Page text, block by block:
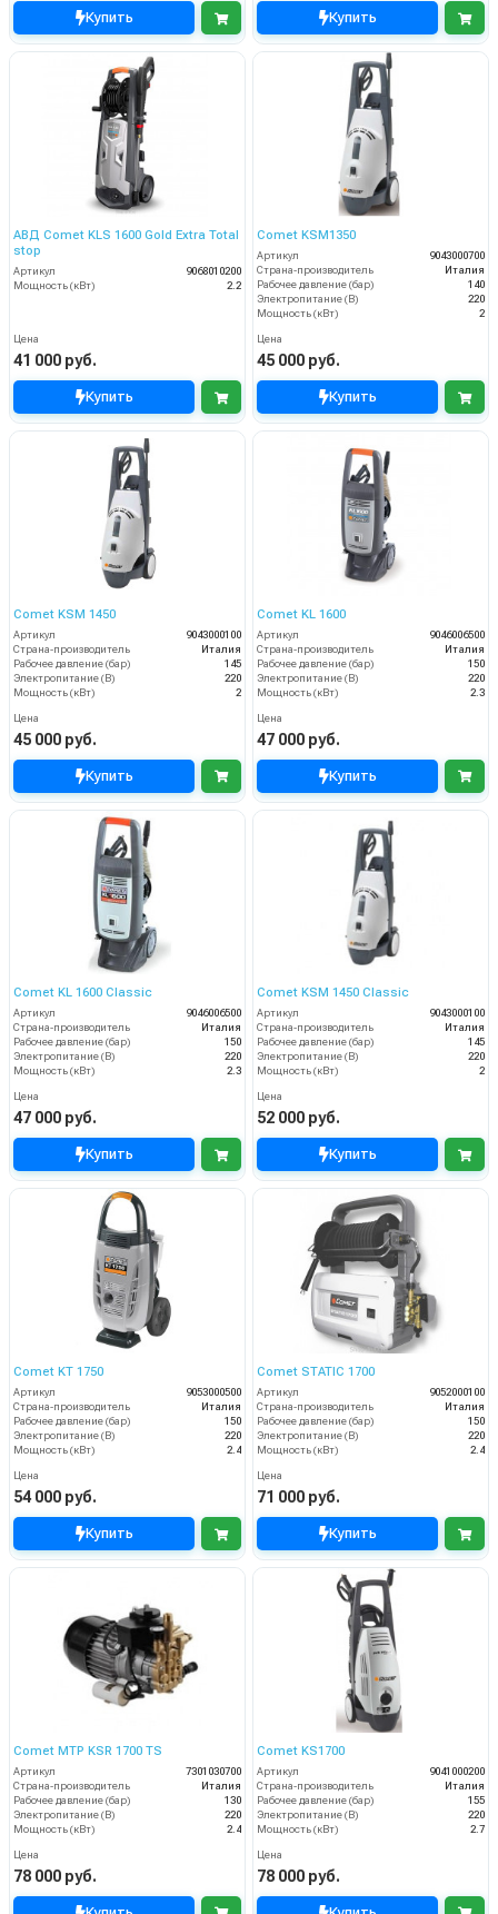
Купить Купить
АВД Comet KLS 1600 Gold Extra Total
stop
Артикул
9068010200
Мощность (кВт)
2.2
Цена
41 000 руб.
Купить
Comet KSM1350
Артикул
9043000700
Страна-производитель
Италия
Рабочее давление (бар)
140
Электропитание (В)
220
Мощность (кВт)
2
Цена
45 000 руб.
Купить
Comet KSM 1450
Артикул
9043000100
Страна-производитель
Италия
Рабочее давление (бар)
145
Электропитание (В)
220
Мощность (кВт)
2
Цена
45 000 руб.
Купить
Comet KL 1600
Артикул
9046006500
Страна-производитель
Италия
Рабочее давление (бар)
150
Электропитание (В)
220
Мощность (кВт)
2.3
Цена
47 000 руб.
Купить
Comet KL 1600 Classic
Артикул
9046006500
Страна-производитель
Италия
Рабочее давление (бар)
150
Электропитание (В)
220
Мощность (кВт)
2.3
Цена
47 000 руб.
Купить
Comet KSM 1450 Classic
Артикул
9043000100
Страна-производитель
Италия
Рабочее давление (бар)
145
Электропитание (В)
220
Мощность (кВт)
2
Цена
52 000 руб.
Купить
Comet KT 1750
Артикул
9053000500
Страна-производитель
Италия
Рабочее давление (бар)
150
Электропитание (В)
220
Мощность (кВт)
2.4
Цена
54 000 руб.
Купить
Comet STATIC 1700
Артикул
9052000100
Страна-производитель
Италия
Рабочее давление (бар)
150
Электропитание (В)
220
Мощность (кВт)
2.4
Цена
71 000 руб.
Купить
Comet MTP KSR 1700 TS
Артикул
7301030700
Страна-производитель
Италия
Рабочее давление (бар)
130
Электропитание (В)
220
Мощность (кВт)
2.4
Цена
78 000 руб.
Comet KS1700
Артикул
9041000200
Страна-производитель
Италия
Рабочее давление (бар)
155
Электропитание (В)
220
Мощность (кВт)
2.7
Цена
78 000 руб.